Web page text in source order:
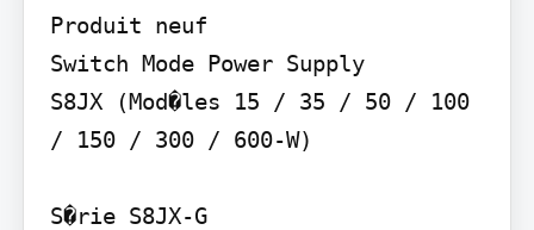
Produit neuf
Switch Mode Power Supply
S8JX (Mod�les 15 / 35 / 50 / 100
/ 150 / 300 / 600-W)
S�rie S8JX-G